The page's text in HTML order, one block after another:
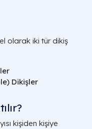
olarak iki tür dikiş
Dikişler
kişiden kişiye